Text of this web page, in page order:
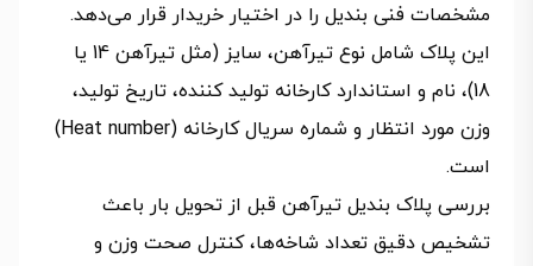
مشخصات فنی بندیل را در اختیار خریدار قرار می‌دهد.
این پلاک شامل نوع تیرآهن، سایز (مثل تیرآهن 14 یا
18)، نام و استاندارد کارخانه تولید کننده، تاریخ تولید،
وزن مورد انتظار و شماره سریال کارخانه (Heat number)
است.
بررسی پلاک بندیل تیرآهن قبل از تحویل بار باعث
تشخیص دقیق تعداد شاخه‌ها، کنترل صحت وزن و